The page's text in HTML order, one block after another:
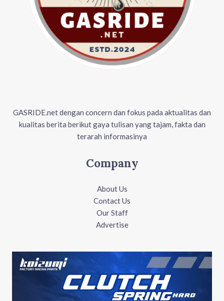
GASRIDE.net dengan concern dan fokus pada aktualitas dan
kualitas berita berikut gaya tulisan yang tajam, fakta dan
terarah informasinya
Company
About Us
Contact Us
Our Staff
Advertise